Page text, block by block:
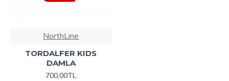
NorthLine
TORDALFER KIDS
DAMLA
700,00TL